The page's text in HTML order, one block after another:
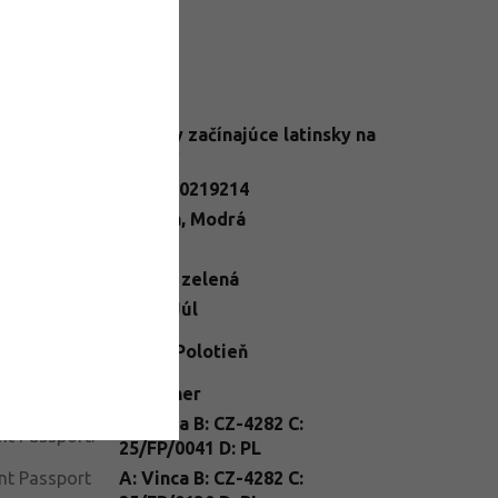
Trvalky začínajúce latinsky na
2284900219214
Fialová, Modrá
Tmavo zelená
Júl
Polotieň
kontajner
Passport:
A: Vinca B: CZ-4282 C:
25/FP/0041 D: PL
Passport
A: Vinca B: CZ-4282 C: